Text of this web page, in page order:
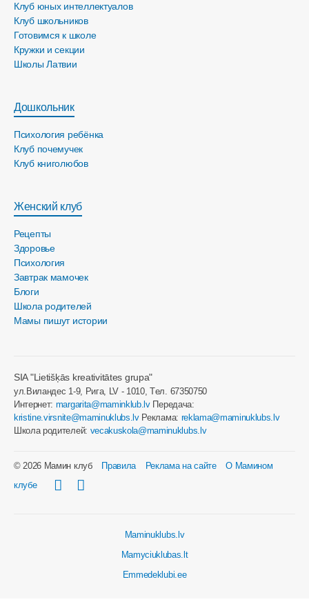
Клуб юных интеллектуалов
Клуб школьников
Готовимся к школе
Кружки и секции
Школы Латвии
Дошкольник
Психология ребёнка
Клуб почемучек
Клуб книголюбов
Женский клуб
Рецепты
Здоровье
Психология
Завтрак мамочек
Блоги
Школа родителей
Мамы пишут истории
SIA "Lietišķās kreativitātes grupa"
ул.Виландес 1-9, Рига, LV - 1010, Tел. 67350750
Интернет: margarita@maminklub.lvПередача:
kristine.virsnite@maminuklubs.lvРеклама: reklama@maminuklubs.lv
Школа родителей: vecakuskola@maminuklubs.lv
© 2026 Мамин клуб Правила Реклама на сайте
О Мамином
клубе
Maminuklubs.lv
Mamyciuklubas.lt
Emmedeklubi.ee